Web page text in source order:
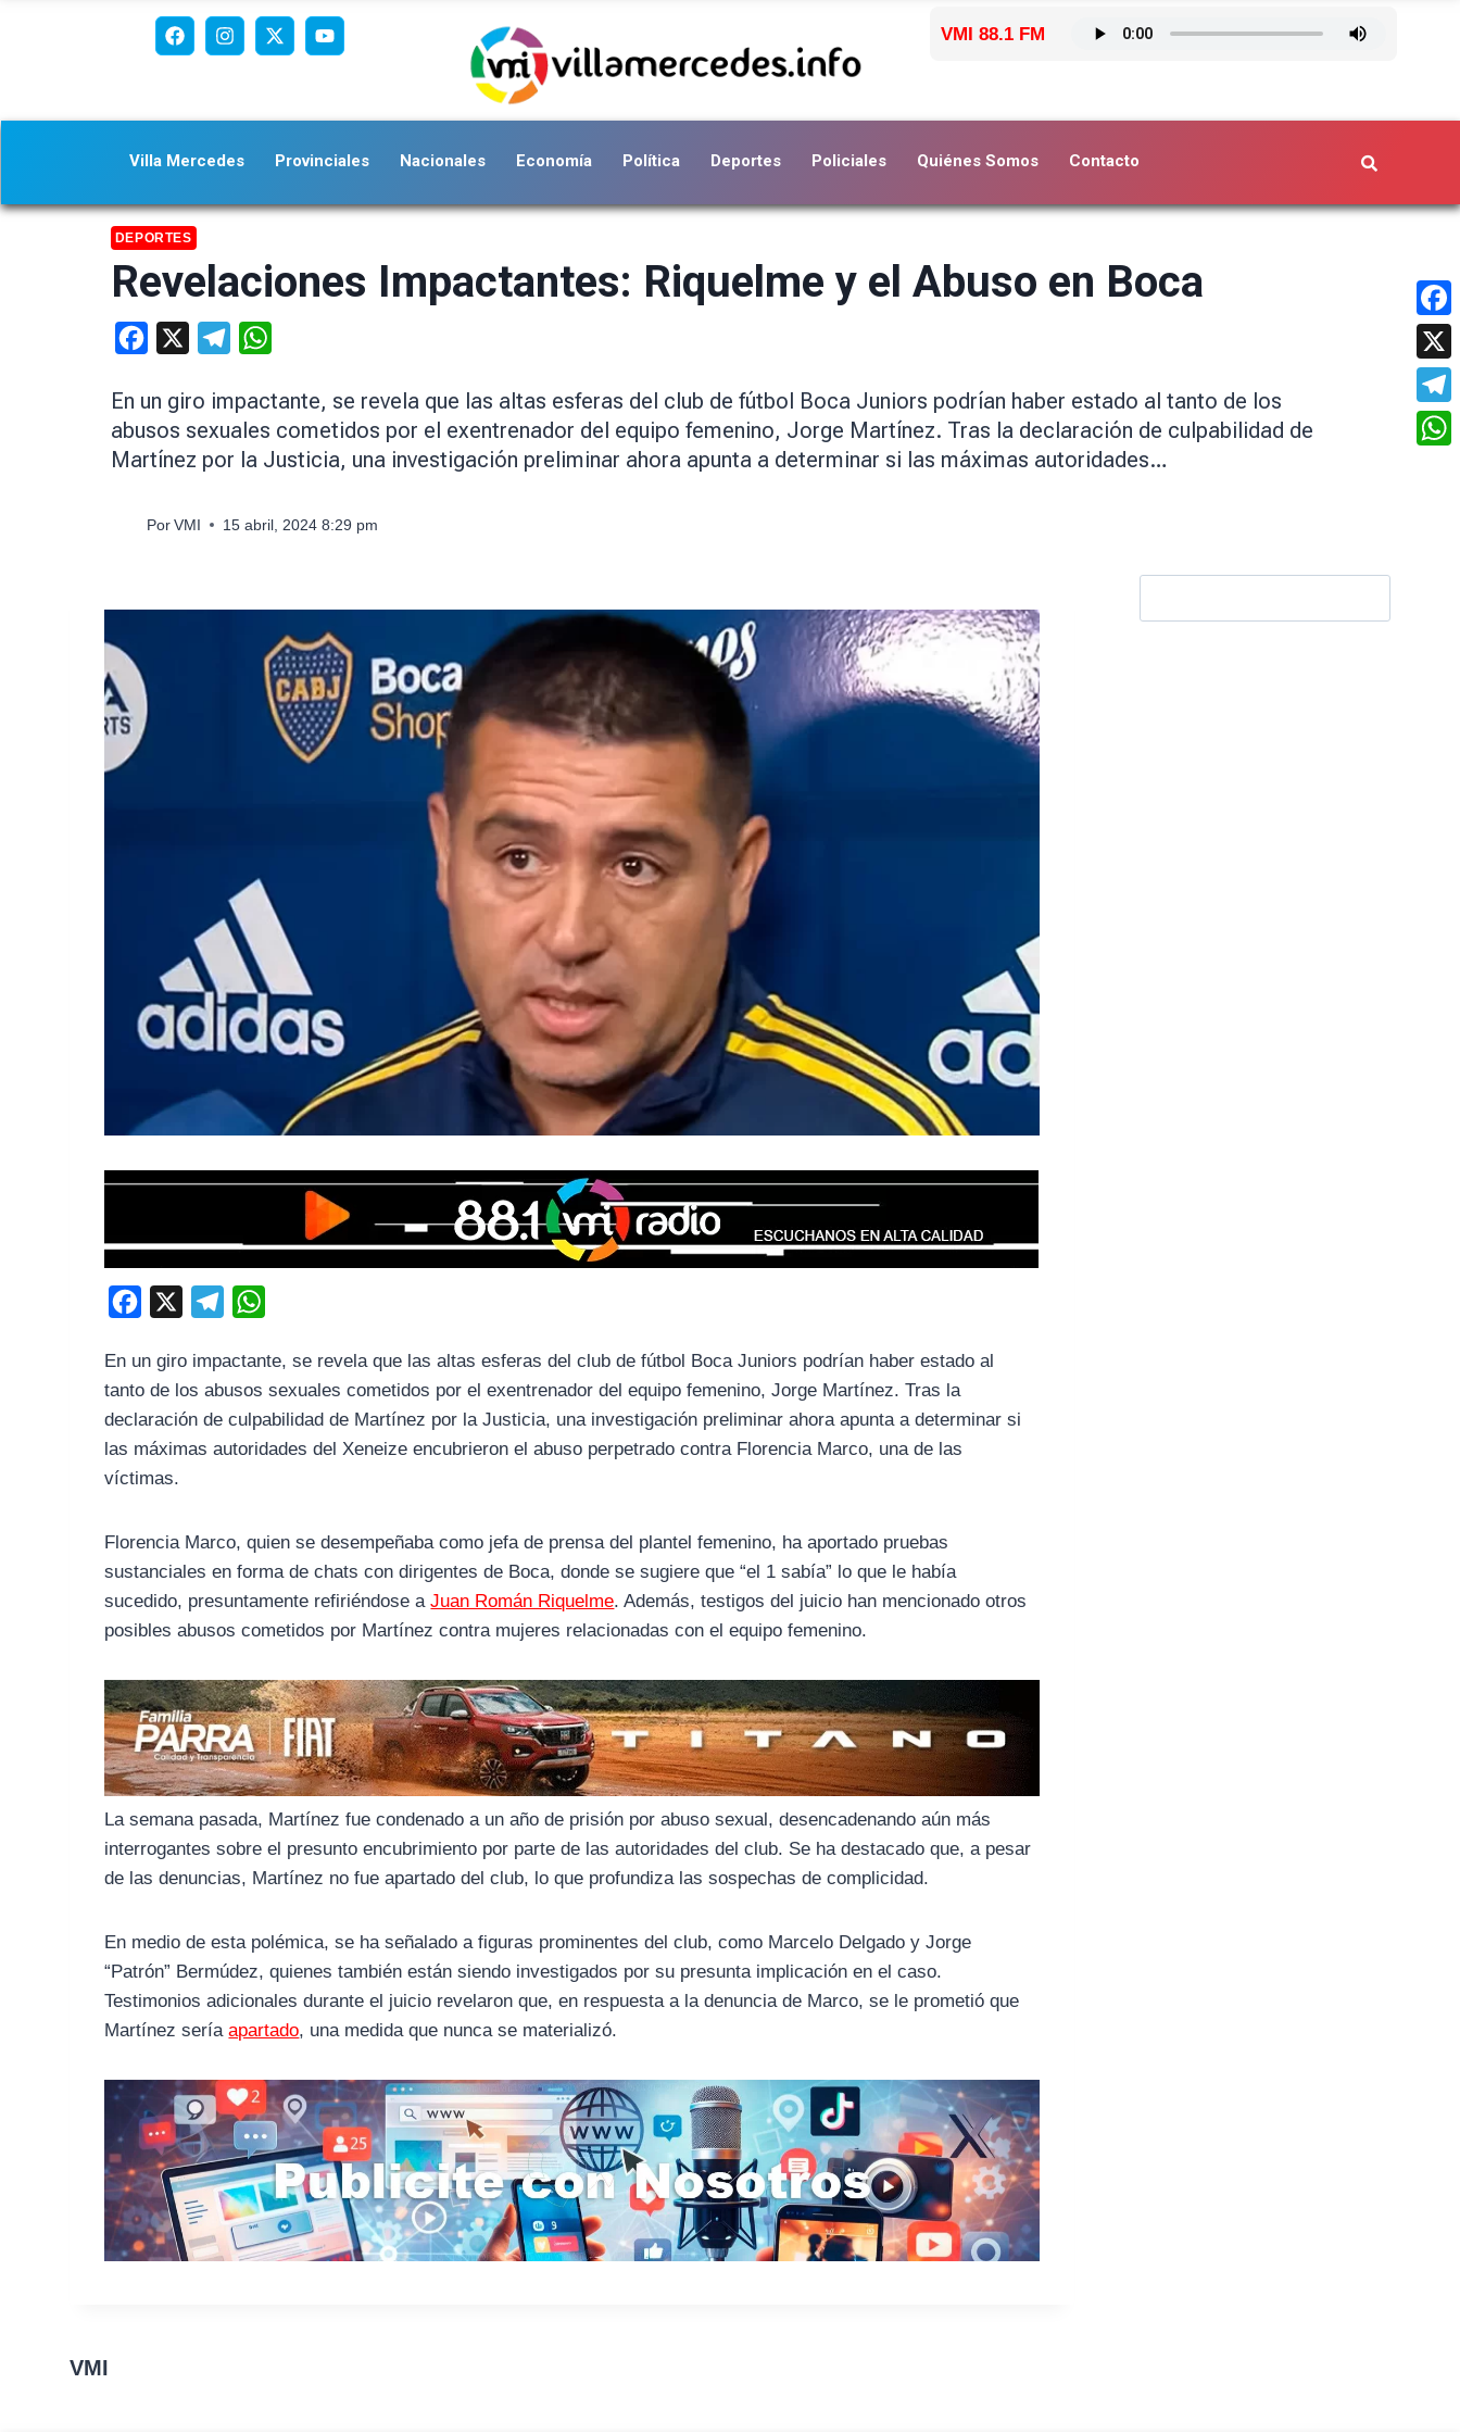
VMI 88.1 FM
Villa Mercedes Provinciales Nacionales Economía Política Deportes Policiales Quiénes Somos Contacto
DEPORTES
Revelaciones Impactantes: Riquelme y el Abuso en Boca
Facebook Telegram
En un giro impactante, se revela que las altas esferas del club de fútbol Boca Juniors podrían haber estado al tanto de los
abusos sexuales cometidos por el exentrenador del equipo femenino, Jorge Martínez. Tras la declaración de culpabilidad de
Martínez por la Justicia, una investigación preliminar ahora apunta a determinar si las máximas autoridades…
Por VMI 15 abril, 2024 8:29 pm
c
e
b
l
e
g
a
t
s
En un giro impactante, se revela que las altas esferas del club de fútbol Boca Juniors podrían haber estado al
tanto de los abusos sexuales cometidos por el exentrenador del equipo femenino, Jorge Martínez. Tras la
declaración de culpabilidad de Martínez por la Justicia, una investigación preliminar ahora apunta a determinar si
las máximas autoridades del Xeneize encubrieron el abuso perpetrado contra Florencia Marco, una de las
víctimas.
Florencia Marco, quien se desempeñaba como jefa de prensa del plantel femenino, ha aportado pruebas
sustanciales en forma de chats con dirigentes de Boca, donde se sugiere que “el 1 sabía” lo que le había
sucedido, presuntamente refiriéndose aJuan Román Riquelme. Además, testigos del juicio han mencionado otros
posibles abusos cometidos por Martínez contra mujeres relacionadas con el equipo femenino.
La semana pasada, Martínez fue condenado a un año de prisión por abuso sexual, desencadenando aún más
interrogantes sobre el presunto encubrimiento por parte de las autoridades del club. Se ha destacado que, a pesar
de las denuncias, Martínez no fue apartado del club, lo que profundiza las sospechas de complicidad.
En medio de esta polémica, se ha señalado a figuras prominentes del club, como Marcelo Delgado y Jorge
“Patrón” Bermúdez, quienes también están siendo investigados por su presunta implicación en el caso.
Testimonios adicionales durante el juicio revelaron que, en respuesta a la denuncia de Marco, se le prometió que
Martínez seríaapartado, una medida que nunca se materializó.
VMI
X